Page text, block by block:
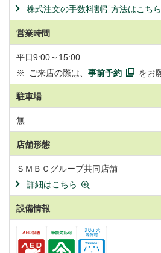
株式注文の手数料割引方法はこちら
営業時間
平日9:00～15:00
※
ご来店の際は、事前予約 をお
駐車場
無
店舗形態
ＳＭＢＣグループ共同店舗
詳細はこちら
設備情報